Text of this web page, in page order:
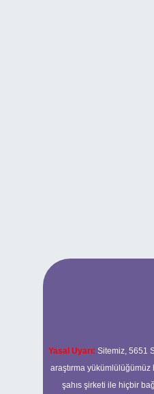
Yasal Uyarı: Sitemiz, 5651
araştırma
şahıs şirketi ile hiçbir